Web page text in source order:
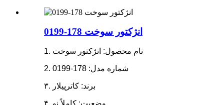
انژکتور سوخت 178-0199
1. نام محصول: انژکتور سوخت
2. شماره مدل: 178-0199
۳. برند: کاترپیلار